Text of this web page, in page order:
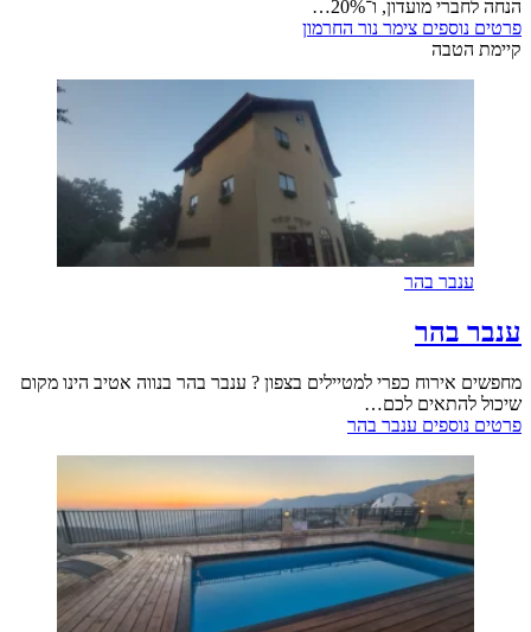
הנחה לחברי מועדון, ו־20%…
פרטים נוספים צימר נור החרמון
קיימת הטבה
ענבר בהר
ענבר בהר
מחפשים אירוח כפרי למטיילים בצפון ? ענבר בהר בנווה אטיב הינו מקום
שיכול להתאים לכם…
פרטים נוספים ענבר בהר